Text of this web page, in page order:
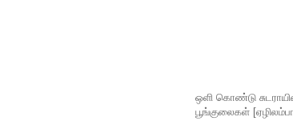
ஒளி கொண்டு
பூங்குலைகள்